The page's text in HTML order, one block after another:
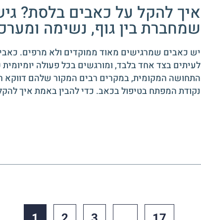
איך להקל על כאבים בלסת?
שמחברת בין גוף, נשימה
יש כאבים שמרגישים מאוד ממוקדים ולא מרפים.
לעיתים בצד אחד בלבד, ומורגשים בכל פעולה
התחושה המקומית, במקרים רבים המקור שלהם דווקא
נקודת המפתח בטיפול בכאב. כדי להבין באמת איך